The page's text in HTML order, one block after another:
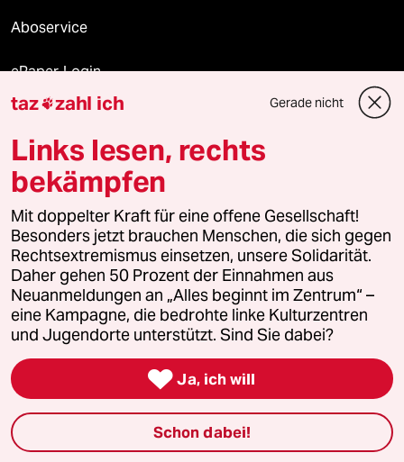
Aboservice
ePaper Login
Downloads für Abonnierende
© 2026 taz Verlags und Vertriebs GmbH
Alle Rechte vorbehalten. Bei rechtlichen Fragen oder für Genehmigungen
wenden Sie sich bitte an
lizenzen@taz.de
Feedback Redaktionsstatut Kommune-Richtlinien
Leitlinie Informant Datenschutz Impressum AGB
Seitenwende Einwilligungen widerrufen (Ads)
taz zahl ich Gerade nicht
Links lesen, rechts
bekämpfen
Mit doppelter Kraft für eine offene Gesellschaft!
Besonders jetzt brauchen Menschen, die sich gegen
Rechtsextremismus einsetzen, unsere Solidarität.
Daher gehen 50 Prozent der Einnahmen aus
Neuanmeldungen an „Alles beginnt im Zentrum“ –
eine Kampagne, die bedrohte linke Kulturzentren
und Jugendorte unterstützt. Sind Sie dabei?
 Ja, ich will
Schon dabei!